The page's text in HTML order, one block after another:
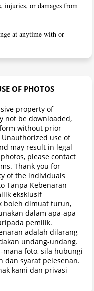
injuries, or damages from
at anytime with or
OF PHOTOS
property of
not be downloaded,
without prior
use of
may result in legal
please contact
Thank you for
of the individuals
Tanpa Kebenaran
eksklusif
boleh dimuat turun,
dalam apa-apa
pemilik.
adalah dilarang
undang-undang.
mana foto, sila hubungi
dan syarat pelesenan.
kami dan privasi